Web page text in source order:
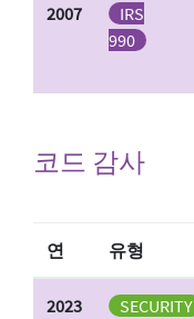
2007
IRS
990
코드 감사
연 유형
2023 SECURITY